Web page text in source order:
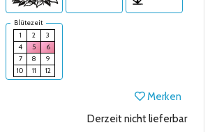
Blütezeit
1
2
3
4
5
6
7
8
9
10
11 12
Merken
Derzeit nicht lieferbar